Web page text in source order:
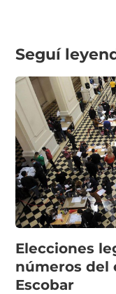
Seguí
Elecciones
números del
Escobar